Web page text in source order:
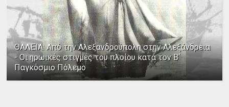
ΘΑΛΕΙΑ: Από την Αλεξανδρούπολη στην Αλεξάνδρεια
- Οι ηρωικές στιγμές του πλοίου κατά τον Β΄
Παγκόσμιο Πόλεμο